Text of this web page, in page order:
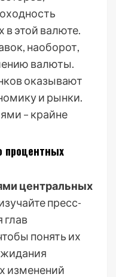
этой валюте.
наоборот,
валюты.
оказывают
и рынки.
– крайне
процентных
центральных
пресс-
глав
понять их
изменений